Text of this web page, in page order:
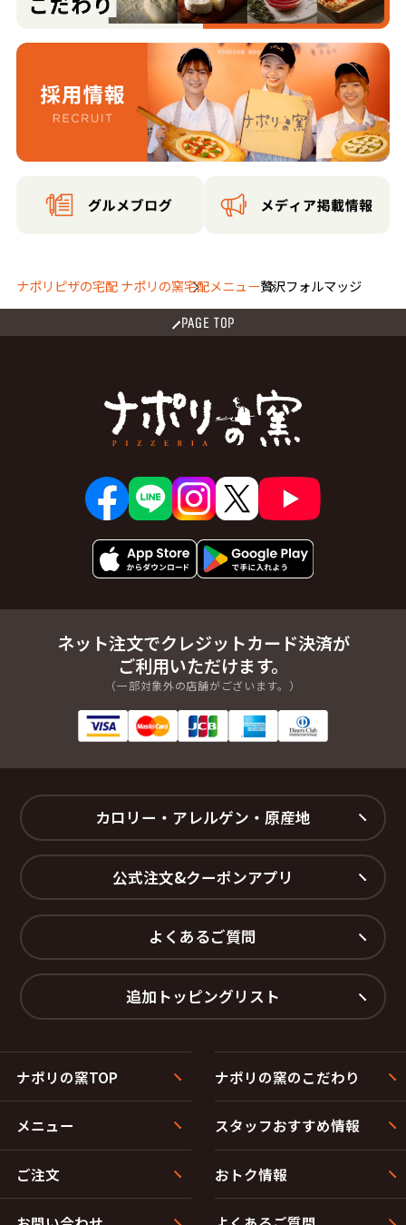
ナポリピザの宅配 ナポリの窯宅配メニュー贅沢フォルマッジ
PAGE TOP
ネット注文でクレジットカード決済が
ご利用いただけます。
（一部対象外の店舗がございます。）
カロリー・アレルゲン・原産地
公式注文&クーポンアプリ
よくあるご質問
追加トッピングリスト
ナポリの窯TOP ナポリの窯のこだわり
メニュー スタッフおすすめ情報
ご注文 おトク情報